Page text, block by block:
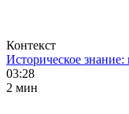
Контекст
Историческое
03:28
2 мин